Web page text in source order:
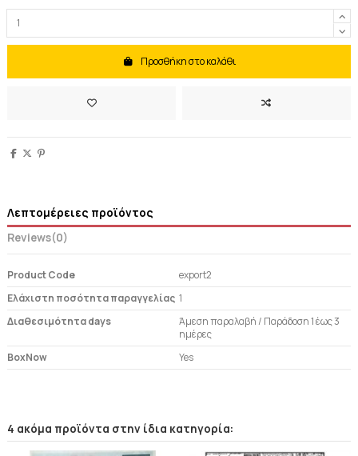
Προσθήκη στο καλάθι
Λεπτομέρειες προϊόντος
Reviews(0)
Product Code
export2
Ελάχιστη ποσότητα παραγγελίας 1
Διαθεσιμότητα days
Άμεση παραλαβή / Παράδoση 1 έως 3
ημέρες
BoxNow
Yes
4 ακόμα προϊόντα στην ίδια κατηγορία: